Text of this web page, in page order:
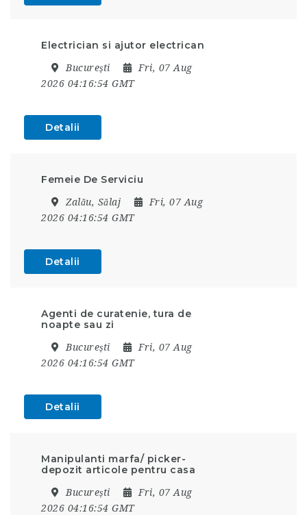
Electrician si ajutor electrican
București
Fri, 07 Aug
2026 04:16:54 GMT
Detalii
Femeie De Serviciu
Zalău, Sălaj
Fri, 07 Aug
2026 04:16:54 GMT
Detalii
Agenti de curatenie, tura de
noapte sau zi
București
Fri, 07 Aug
2026 04:16:54 GMT
Detalii
Manipulanti marfa/ picker-
depozit articole pentru casa
București
Fri, 07 Aug
2026 04:16:54 GMT